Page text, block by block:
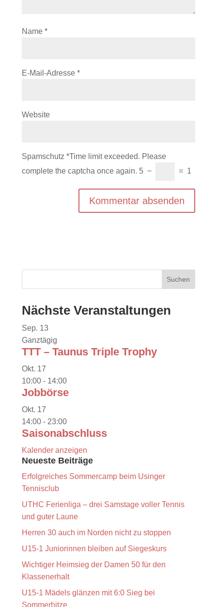
Name *
E-Mail-Adresse *
Website
Spamschutz *Time limit exceeded. Please
complete the captcha once again. 5 − = 1
Nächste Veranstaltungen
Sep. 13
Ganztägig
TTT – Taunus Triple Trophy
Okt. 17
10:00- 14:00
Jobbörse
Okt. 17
14:00- 23:00
Saisonabschluss
Kalender anzeigen
Neueste Beiträge
Erfolgreiches Sommercamp beim Usinger
Tennisclub
UTHC Ferienliga – drei Samstage voller Tennis
und guter Laune
Herren 30 auch im Norden nicht zu stoppen
U15-1 Juniorinnen bleiben auf Siegeskurs
Wichtiger Heimsieg der Damen 50 für den
Klassenerhalt
U15-1 Mädels glänzen mit 6:0 Sieg bei
Sommerhitze